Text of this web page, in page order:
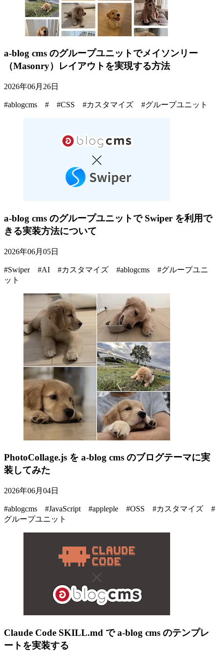
a-blog cms のグループユニットでメイソンリー
（Masonry）レイアウトを実現する方法
2026年06月26日
#ablogcms # #CSS #カスタマイズ #グループユニット
a-blog cms のグループユニットで Swiper を利用で
きる実装方法について
2026年06月05日
#Swiper #AI #カスタマイズ #ablogcms #グループユニ
ット
PhotoCollage.js を a-blog cms のブログテーマに実
装してみた
2026年06月04日
#ablogcms #JavaScript #appleple #OSS #カスタマイズ #
グループユニット
Claude Code SKILL.md で a-blog cms のテンプレ
ートを実装する